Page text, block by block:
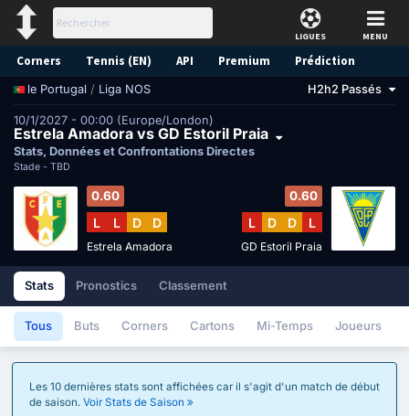
LIGUES MENU
Corners Tennis (EN) API Premium Prédiction
le Portugal / Liga NOS H2h2 Passés
10/1/2027 - 00:00 (Europe/London)
Estrela Amadora vs GD Estoril Praia
Stats, Données et Confrontations Directes
Stade - TBD
0.60
L L D D
Estrela Amadora
0.60
L D D L
GD Estoril Praia
Stats Pronostics Classement
Tous Buts Corners Cartons Mi-Temps Joueurs
Les 10 dernières stats sont affichées car il s'agit d'un match de début
de saison. Voir Stats de Saison